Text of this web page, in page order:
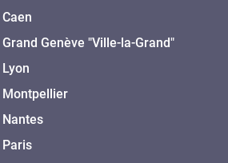
Caen
Grand Genève "Ville-la-Grand"
Lyon
Montpellier
Nantes
Paris